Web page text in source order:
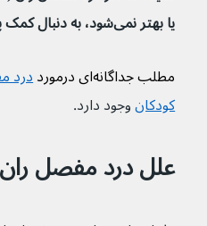
یا بهتر نمی‌شود، به دنبال کمک پزشکی باشید.
مطلب جداگانه‌ای درمورد
درد
کودکان وجود دارد.
علل درد مفصل